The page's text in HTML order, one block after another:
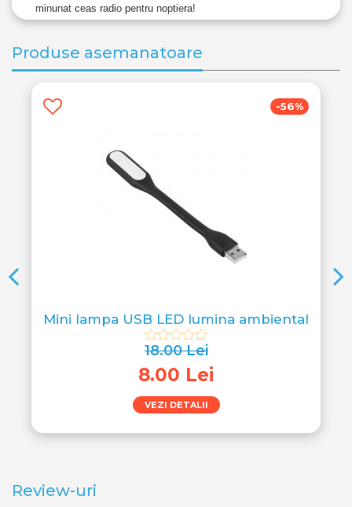
minunat ceas radio pentru noptiera!
Produse asemanatoare
-36%
Suport Auto reglabil pentru Telefon Blow
55.00 Lei
35.00 Lei
VEZI DETALII
Review-uri